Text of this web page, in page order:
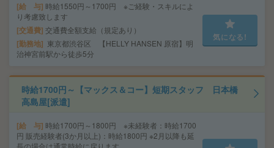
給 与 時給1550円～1700円 ※ご経験・スキルによ
り考慮致します
交通費 交通費全額支給（規定あり）
勤務地
東京都渋谷区 【HELLY HANSEN 原宿】明
治神宮前駅から徒歩5分
気になる!
時給1700円～【マックス＆コー】短期スタッフ 日本橋
高島屋[派遣]
給 与 時給1700円～1800円 ※未経験者：時給1700
円 販売経験者(3か月以上)：時給1800円 ※2月以降も延
長の場合は通常時給に戻ります